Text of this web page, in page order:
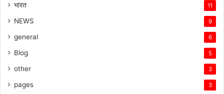
भारत 11
NEWS 9
general 6
Blog 5
other 3
pages 3